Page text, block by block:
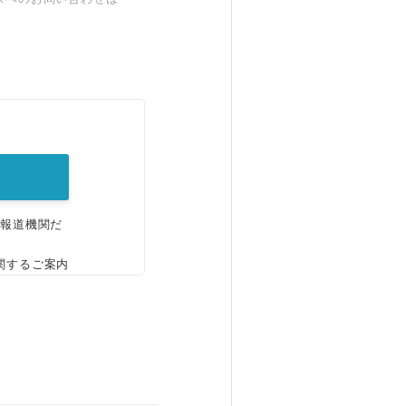
道機関だ
するご案内